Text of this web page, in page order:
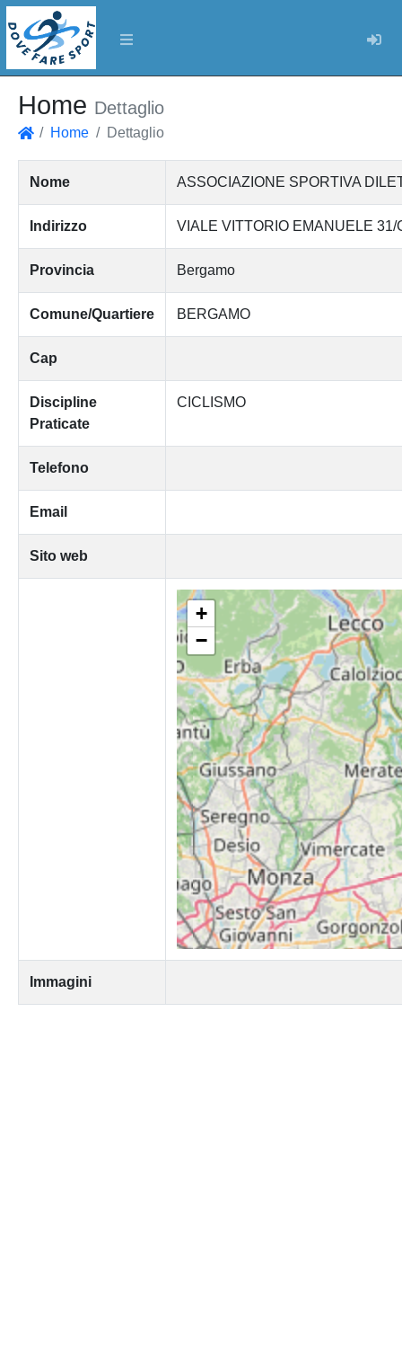
Home Dettaglio
Home Dettaglio
Nome ASSOCIAZIONE SPORTIVA
Indirizzo VIALE VITTORIO EMANUELE 31/
Provincia Bergamo
Comune/Quartiere BERGAMO
Cap
Discipline
Praticate
CICLISMO
Telefono
Email
Sito web
+
−
Immagini